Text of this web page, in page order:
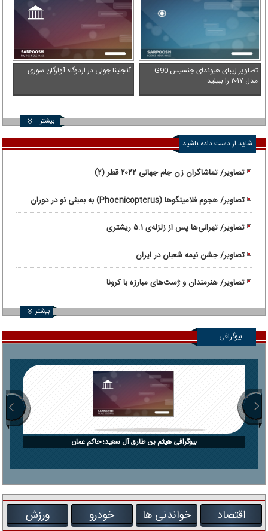
تصاویر زیبای هیوندای جنسیس G90
مدل ۲۰۱۷ را ببینید
آنجلینا جولی در اردوگاه آوارگان سوری
بیشتر
شاید از دست داده باشید
تصاویر/ تماشاگران زن جام جهانی ۲۰۲۲ قطر (۲)
تصاویر/ هجوم فلامینگوها (Phoenicopterus) به بمبئی نو در دوران
قرنطینه
تصاویر/ تهرانی‌ها پس از زلزله‌ی ۵.۱ ریشتری
تصاویر/ جشن نیمه شعبان در ایران
تصاویر/ هنرمندان و ژست‌های مبارزه با کرونا
بیشتر
بیوگرافی
بیوگرافی هیثم بن طارق آل سعید؛ حاکم عمان
اقتصاد خواندنی ها خودرو ورزش